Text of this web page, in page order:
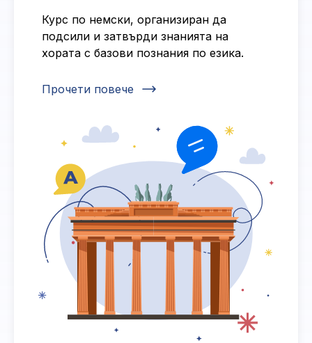
Курс по немски, организиран да
подсили и затвърди знанията на
хората с базови познания по езика.
Прочети повече